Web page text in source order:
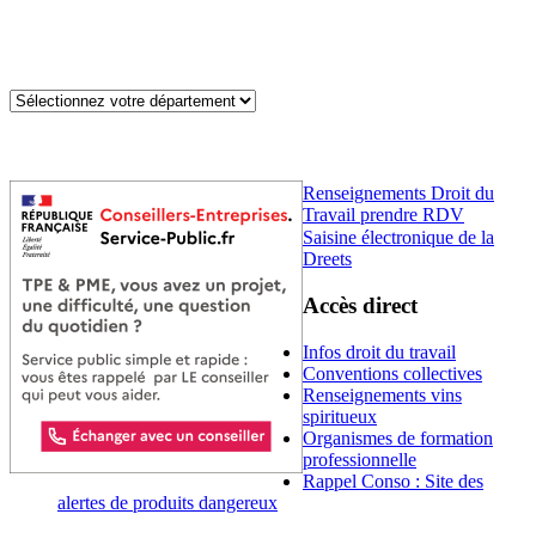
Renseignements Droit du
Travail prendre RDV
Saisine électronique de la
Dreets
Accès direct
Infos droit du travail
Conventions collectives
Renseignements vins
spiritueux
Organismes de formation
professionnelle
Rappel Conso : Site des
alertes de produits dangereux